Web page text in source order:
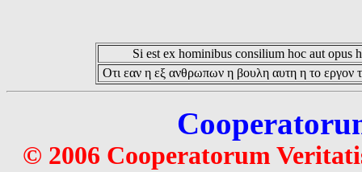
Si est ex hominibus consilium hoc aut opus
Οτι εαν η εξ ανθρωπων η βουλη αυτη η το εργον
© 2006 Cooperatorum